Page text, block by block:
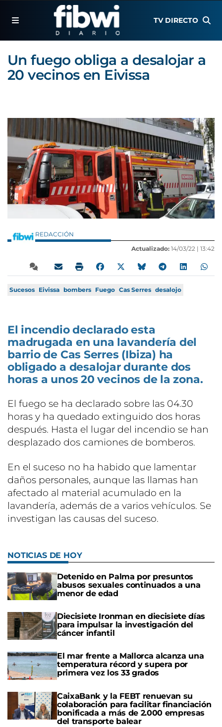
TV DIRECTO
Un fuego obliga a desalojar a
20 vecinos en Eivissa
REDACCIÓN
Actualizado: 14/03/22 | 13:42
Sucesos Eivissa bombers Fuego Cas Serres desalojo
El incendio declarado esta
madrugada en una lavandería del
barrio de Cas Serres (Ibiza) ha
obligado a desalojar durante dos
horas a unos 20 vecinos de la zona.
El fuego se ha declarado sobre las 04.30
horas y ha quedado extinguido dos horas
después. Hasta el lugar del incendio se han
desplazado dos camiones de bomberos.
En el suceso no ha habido que lamentar
daños personales, aunque las llamas han
afectado al material acumulado en la
lavandería, además de a varios vehículos. Se
investigan las causas del suceso.
NOTICIAS DE HOY
Detenido en Palma por presuntos
abusos sexuales continuados a una
menor de edad
Diecisiete Ironman en diecisiete días
para impulsar la investigación del
cáncer infantil
El mar frente a Mallorca alcanza una
temperatura récord y supera por
primera vez los 33 grados
CaixaBank y la FEBT renuevan su
colaboración para facilitar financiación
bonificada a más de 2.000 empresas
del transporte balear